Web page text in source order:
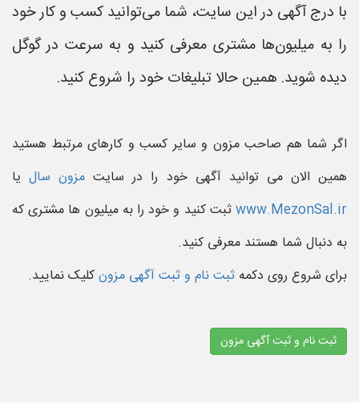
با درج آگهی در این سایت، شما می‌توانید کسب و کار خود
را به میلیون‌ها مشتری معرفی کنید و به سرعت در گوگل
دیده شوید. همین حالا تبلیغات خود را شروع کنید.
اگر شما هم صاحب مزون و سایر کسب و کارهای مرتبط هستید
همین الان می توانید آگهی خود را در سایت مزون سالیا
www.MezonSal.irثبت کنید و خود را به میلیون ها مشتری که
به دنبال شما هستند معرفی کنید.
برای شروع روی دکمه ثبت نام و ثبت آگهی مزونکلیک نمایید.
ثبت نام و ثبت آگهی مزون